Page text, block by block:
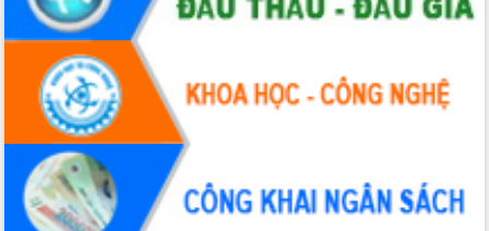
Phó Chủ tịch Thường trực UBND tỉnh
Hồ Thị Nguyên Thảo làm việc tại Trung
tâm Phục vụ hành chính công xã Ea
Phê
Xây dựng nền hành chính số đồng
hành cùng nông dân dân, doanh nghiệp
Giai đoạn 2026-2030, Đắk Lắk phấn
đấu có 77% xã đạt chuẩn nông thôn
mới
Chuyển đổi số 'mở đường' cho nông